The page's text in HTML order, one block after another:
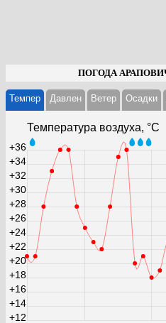
ПОГОДА
Темпер Давлен Ветер Осадки
Температура воздуха, °С
+12
+14
+16
+18
+20
+22
+24
+26
+28
+30
+32
+34
+36